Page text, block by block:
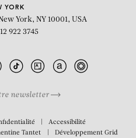
YORK
York, NY 10001, USA
922 3745
newsletter
Accessibilité
Tantet Développement Grid